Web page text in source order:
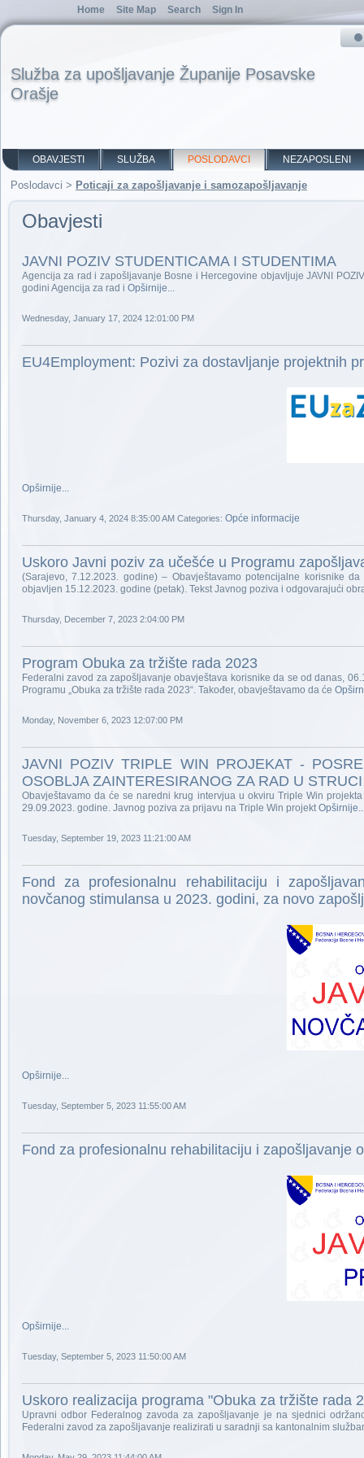
Služba za upošljavanje Županije Posavske
Orašje
OBAVJESTI SLUŽBA POSLODAVCI NEZAPOSLENI
Poslodavci > Poticaji za zapošljavanje i samozapošljavanje
Obavjesti
JAVNI POZIV STUDENTICAMA I STUDENTIMA
Agencija za rad i zapošljavanje Bosne i Hercegovine objavljuje JAVNI
godini Agencija za rad i Opširnije...
Wednesday, January 17, 2024 12:01:00 PM
EU4Employment: Pozivi za dostavljanje projektnih
Opširnije...
Thursday, January 4, 2024 8:35:00 AM Categories: Opće informacije
Uskoro Javni poziv za učešće u Programu
(Sarajevo, 7.12.2023. godine) – Obavještavamo potencijalne korisnike
objavljen 15.12.2023. godine (petak). Tekst Javnog poziva i odgovarajući
Thursday, December 7, 2023 2:04:00 PM
Program Obuka za tržište rada 2023
Federalni zavod za zapošljavanje obavještava korisnike da se od danas,
Programu „Obuka za tržište rada 2023“. Također, obavještavamo da će
Monday, November 6, 2023 12:07:00 PM
JAVNI POZIV TRIPLE WIN PROJEKAT -
OSOBLJA ZAINTERESIRANOG ZA RAD U
Obavještavamo da će se naredni krug intervjua u okviru Triple Win
29.09.2023. godine. Javnog poziva za prijavu na Triple Win projekt
Tuesday, September 19, 2023 11:21:00 AM
Fond za profesionalnu rehabilitaciju i
novčanog stimulansa u 2023. godini, za novo
Opširnije...
Tuesday, September 5, 2023 11:55:00 AM
Fond za profesionalnu rehabilitaciju i zapošljavanje
Opširnije...
Tuesday, September 5, 2023 11:50:00 AM
Uskoro realizacija programa "Obuka za tržište rada
Upravni odbor Federalnog zavoda za zapošljavanje je na sjednici
Federalni zavod za zapošljavanje realizirati u saradnji sa kantonalnim
Home Site Map Search Sign In